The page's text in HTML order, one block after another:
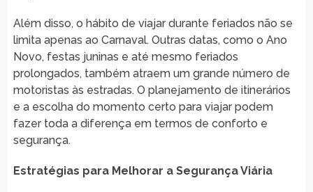
Além disso, o hábito de viajar durante feriados não se
limita apenas ao Carnaval. Outras datas, como o Ano
Novo, festas juninas e até mesmo feriados
prolongados, também atraem um grande número de
motoristas às estradas. O planejamento de itinerários
e a escolha do momento certo para viajar podem
fazer toda a diferença em termos de conforto e
segurança.
Estratégias para Melhorar a Segurança Viária